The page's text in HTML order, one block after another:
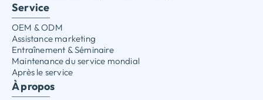
Service
OEM & ODM
Assistance marketing
Entraînement & Séminaire
Maintenance du service mondial
Après le service
À propos